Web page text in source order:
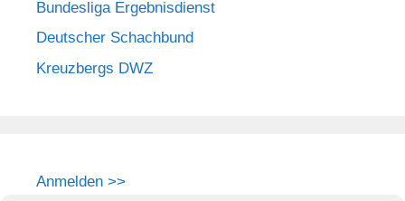
Bundesliga Ergebnisdienst
Deutscher Schachbund
Kreuzbergs DWZ
Anmelden >>